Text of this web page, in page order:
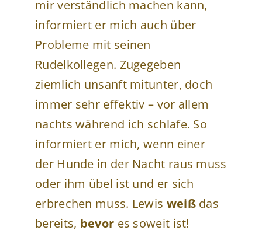
mir verständlich machen kann,
informiert er mich auch über
Probleme mit seinen
Rudelkollegen. Zugegeben
ziemlich unsanft mitunter, doch
immer sehr effektiv – vor allem
nachts während ich schlafe. So
informiert er mich, wenn einer
der Hunde in der Nacht raus muss
oder ihm übel ist und er sich
erbrechen muss. Lewis weißdas
bereits, bevor es soweit ist!